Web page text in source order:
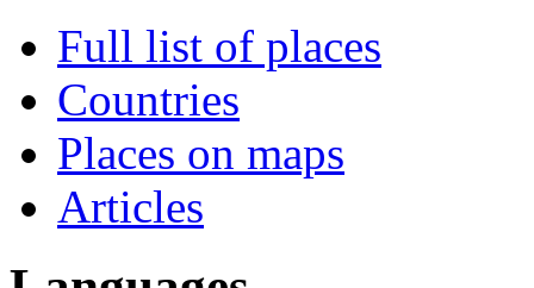
Full list of places
Countries
Places on maps
Articles